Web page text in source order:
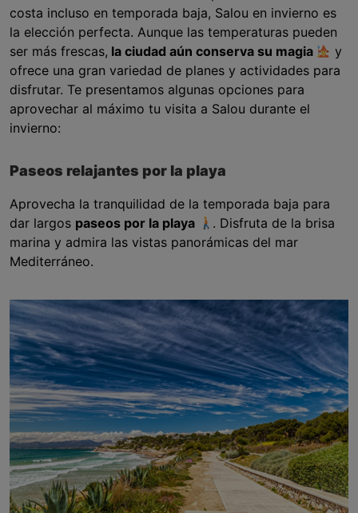
costa incluso en temporada baja, Salou en invierno es
la elección perfecta. Aunque las temperaturas pueden
ser más frescas, la ciudad aún conserva su magia
y
ofrece una gran variedad de planes y actividades para
disfrutar. Te presentamos algunas opciones para
aprovechar al máximo tu visita a Salou durante el
invierno:
Paseos relajantes por la playa
Aprovecha la tranquilidad de la temporada baja para
dar largos paseos por la playa
. Disfruta de la brisa
marina y admira las vistas panorámicas del mar
Mediterráneo.